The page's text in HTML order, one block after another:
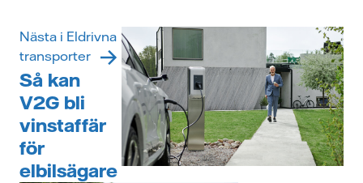
Nästa i Eldrivna
transporter
Så kan
V2G bli
vinstaffär
för
elbilsägare